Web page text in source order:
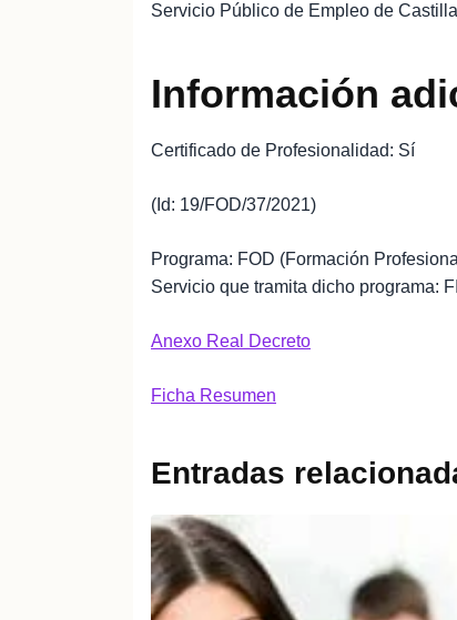
Servicio Público de Empleo de
Información
Certificado de Profesionalidad: Sí
(Id: 19/FOD/37/2021)
Programa: FOD (Formación
Servicio que tramita dicho programa:
Anexo Real Decreto
Ficha Resumen
Entradas